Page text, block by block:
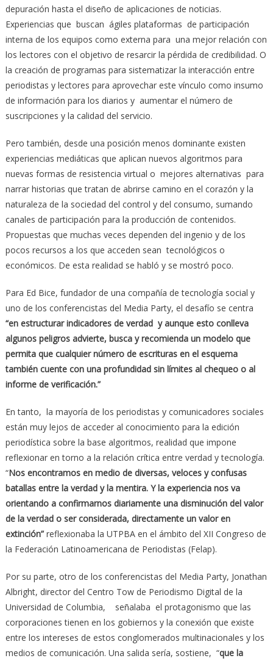
depuración hasta el diseño de aplicaciones de noticias.
Experiencias que buscan ágiles plataformas de participación
interna de los equipos como externa para una mejor relación con
los lectores con el objetivo de resarcir la pérdida de credibilidad. O
la creación de programas para sistematizar la interacción entre
periodistas y lectores para aprovechar este vínculo como insumo
de información para los diarios y aumentar el número de
suscripciones y la calidad del servicio.
Pero también, desde una posición menos dominante existen
experiencias mediáticas que aplican nuevos algoritmos para
nuevas formas de resistencia virtual o mejores alternativas para
narrar historias que tratan de abrirse camino en el corazón y la
naturaleza de la sociedad del control y del consumo, sumando
canales de participación para la producción de contenidos.
Propuestas que muchas veces dependen del ingenio y de los
pocos recursos a los que acceden sean tecnológicos o
económicos. De esta realidad se habló y se mostró poco.
Para Ed Bice, fundador de una compañía de tecnología social y
uno de los conferencistas del Media Party, el desafío se centra
“en estructurar indicadores de verdad y aunque esto conlleva
algunos peligros advierte, busca y recomienda un modelo que
permita que cualquier número de escrituras en el esquema
también cuente con una profundidad sin límites al chequeo o al
informe de verificación.”
En tanto, la mayoría de los periodistas y comunicadores sociales
están muy lejos de acceder al conocimiento para la edición
periodística sobre la base algoritmos, realidad que impone
reflexionar en torno a la relación crítica entre verdad y tecnología.
“Nos encontramos en medio de diversas, veloces y confusas
batallas entre la verdad y la mentira. Y la experiencia nos va
orientando a confirmarnos diariamente una disminución del valor
de la verdad o ser considerada, directamente un valor en
extinción”reflexionaba la UTPBA en el ámbito del XII Congreso de
la Federación Latinoamericana de Periodistas (Felap).
Por su parte, otro de los conferencistas del Media Party, Jonathan
Albright, director del Centro Tow de Periodismo Digital de la
Universidad de Columbia, señalaba el protagonismo que las
corporaciones tienen en los gobiernos y la conexión que existe
entre los intereses de estos conglomerados multinacionales y los
medios de comunicación. Una salida sería, sostiene, “que la